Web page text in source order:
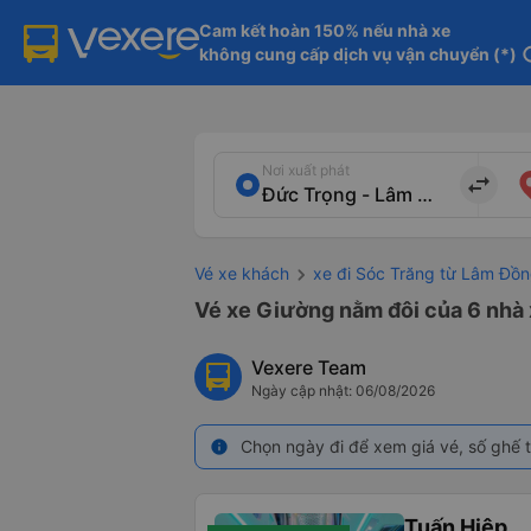
Cam kết hoàn 150% nếu nhà xe
không cung cấp dịch vụ vận chuyển (*)
Nơi xuất phát
import_export
Vé xe khách xe đi Sóc Trăng từ Lâm
Vé xe Giường nằm đôi của 6
Vexere Team
Ngày cập nhật: 06/08/2026
info Chọn ngày đi để xem giá vé, số